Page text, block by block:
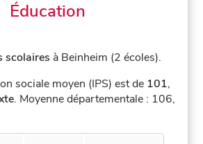
Éducation
scolaires à Beinheim (2 écoles).
sociale moyen (IPS) est de 101,
. Moyenne départementale : 106,